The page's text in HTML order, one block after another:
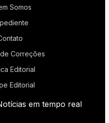
Somos
Correções
Editorial
Editorial
em tempo real